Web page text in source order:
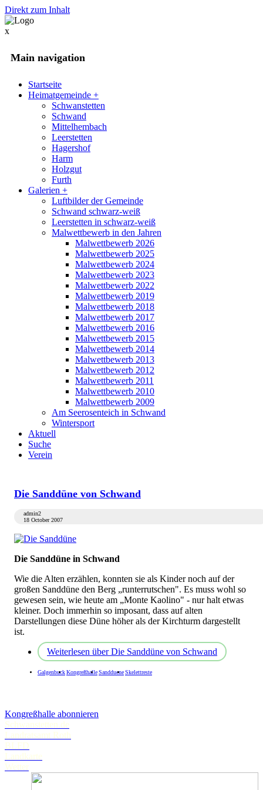
Direkt zum Inhalt
x
Main navigation
Startseite
Heimatgemeinde +
Schwanstetten
Schwand
Mittelhembach
Leerstetten
Hagershof
Harm
Holzgut
Furth
Galerien +
Luftbilder der Gemeinde
Schwand schwarz-weiß
Leerstetten in schwarz-weiß
Malwettbewerb in den Jahren
Malwettbewerb 2026
Malwettbewerb 2025
Malwettbewerb 2024
Malwettbewerb 2023
Malwettbewerb 2022
Malwettbewerb 2019
Malwettbewerb 2018
Malwettbewerb 2017
Malwettbewerb 2016
Malwettbewerb 2015
Malwettbewerb 2014
Malwettbewerb 2013
Malwettbewerb 2012
Malwettbewerb 2011
Malwettbewerb 2010
Malwettbewerb 2009
Am Seerosenteich in Schwand
Wintersport
Aktuell
Suche
Verein
Die Sanddüne von Schwand
admin2
18 October 2007
Die Sanddüne in Schwand
Wie die Alten erzählen, konnten sie als Kinder noch auf der
großen Sanddüne den Berg „runterrutschen". Es muss wohl so
gewesen sein, wie heute am „Monte Kaolino" - nur halt etwas
kleiner. Doch immerhin so imposant, dass auf alten
Darstellungen diese Düne höher als der Kirchturm dargestellt
ist.
Weiterlesen über Die Sanddüne von Schwand
GalgenbuckKongreßhalleSanddueneSkelettreste
Kongreßhalle abonnieren
Schwanstetten.de
Landratsamt Roth
BLFD
Landkarte
Wetter